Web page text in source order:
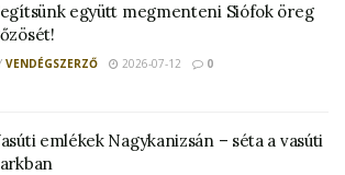
együtt megmenteni Siófok öreg
VENDÉGSZERZŐ 2026-07-12 0
emlékek Nagykanizsán – séta a vasúti